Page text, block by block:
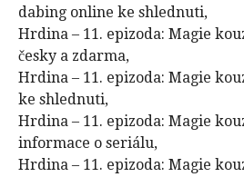
dabing online ke shlednuti,
Hrdina – 11. epizoda: Magie
česky a zdarma,
Hrdina – 11. epizoda: Magie
ke shlednuti,
Hrdina – 11. epizoda: Magie
informace o seriálu,
Hrdina – 11. epizoda: Magie